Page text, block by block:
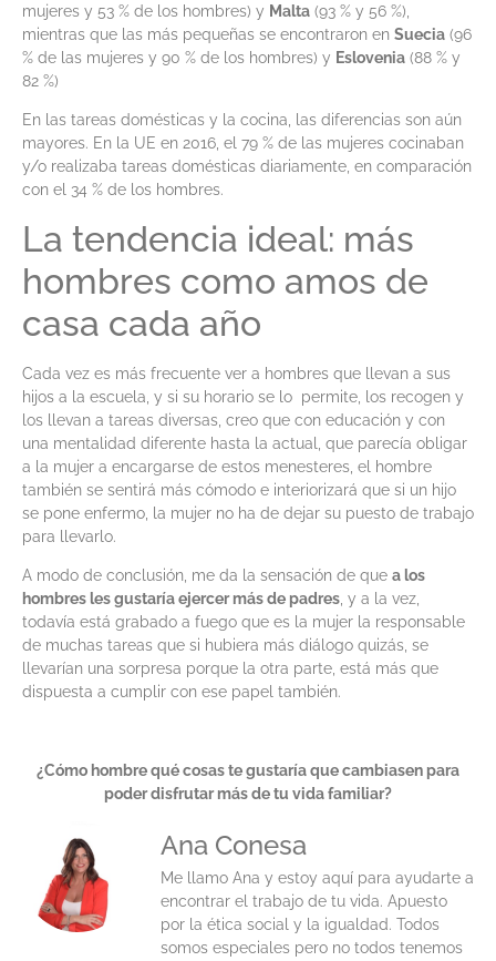
mujeres y 53 % de los hombres) y Malta (93 % y 56 %),
mientras que las más pequeñas se encontraron en Suecia (96
% de las mujeres y 90 % de los hombres) y Eslovenia (88 % y
82 %)
En las tareas domésticas y la cocina, las diferencias son aún
mayores. En la UE en 2016, el 79 % de las mujeres cocinaban
y/o realizaba tareas domésticas diariamente, en comparación
con el 34 % de los hombres.
La tendencia ideal: más
hombres como amos de
casa cada año
Cada vez es más frecuente ver a hombres que llevan a sus
hijos a la escuela, y si su horario se lo permite, los recogen y
los llevan a tareas diversas, creo que con educación y con
una mentalidad diferente hasta la actual, que parecía obligar
a la mujer a encargarse de estos menesteres, el hombre
también se sentirá más cómodo e interiorizará que si un hijo
se pone enfermo, la mujer no ha de dejar su puesto de trabajo
para llevarlo.
A modo de conclusión, me da la sensación de que a los
hombres les gustaría ejercer más de padres , y a la vez,
todavía está grabado a fuego que es la mujer la responsable
de muchas tareas que si hubiera más diálogo quizás, se
llevarían una sorpresa porque la otra parte, está más que
dispuesta a cumplir con ese papel también.
¿Cómo hombre qué cosas te gustaría que cambiasen para
poder disfrutar más de tu vida familiar?
Ana Conesa
Me llamo Ana y estoy aquí para ayudarte a
encontrar el trabajo de tu vida. Apuesto
por la ética social y la igualdad. Todos
somos especiales pero no todos tenemos